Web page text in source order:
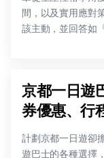
間，以及實用應對
該主動，並回答如
京都一日遊
券優惠、行
計劃京都一日遊卻
遊巴士的各種選擇